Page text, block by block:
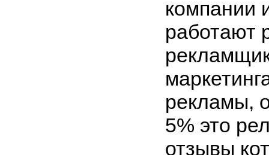
компании
работают
рекламы,
5% это
отзывы